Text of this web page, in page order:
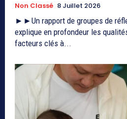
Non Classé 8 Juillet 2026
►►Un rapport de groupes de
explique en profondeur les
facteurs clés à...